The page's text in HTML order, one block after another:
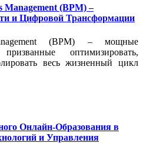
Management (BPM) –
и Цифровой Трансформации
(BPM) – мощные
оптимизировать,
весь жизненный цикл
Онлайн-Образования в
и Управления